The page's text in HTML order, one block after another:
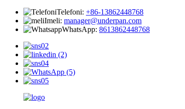
Telefoni: +86-13862448768
Imeli: manager@underpan.com
WhatsApp: 8613862448768